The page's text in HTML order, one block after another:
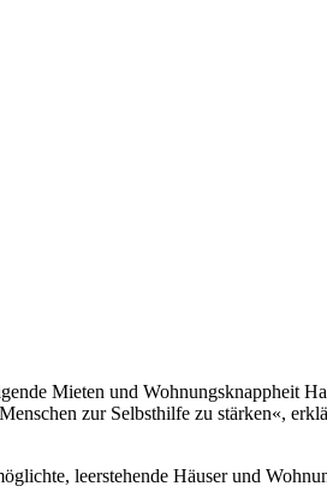
Mieten und Wohnungsknappheit
zur Selbsthilfe zu stärken«,
leerstehende Häuser und